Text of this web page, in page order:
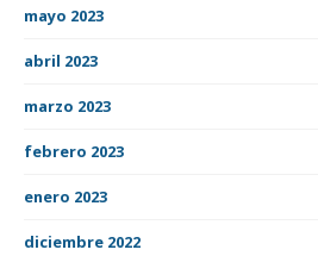
mayo 2023
abril 2023
marzo 2023
febrero 2023
enero 2023
diciembre 2022